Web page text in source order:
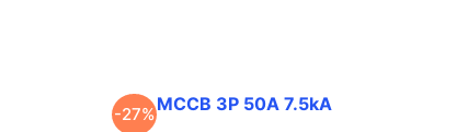
-27%MCCB 3P 50A 7.5kA